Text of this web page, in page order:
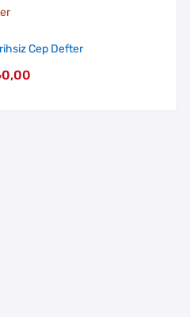
Cep Defter
0,00